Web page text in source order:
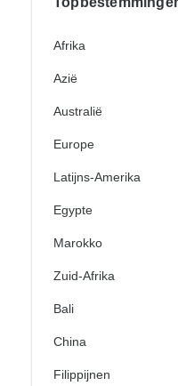
Afrika
Azië
Australië
Europe
Latijns-Amerika
Egypte
Marokko
Zuid-Afrika
Bali
China
Filippijnen